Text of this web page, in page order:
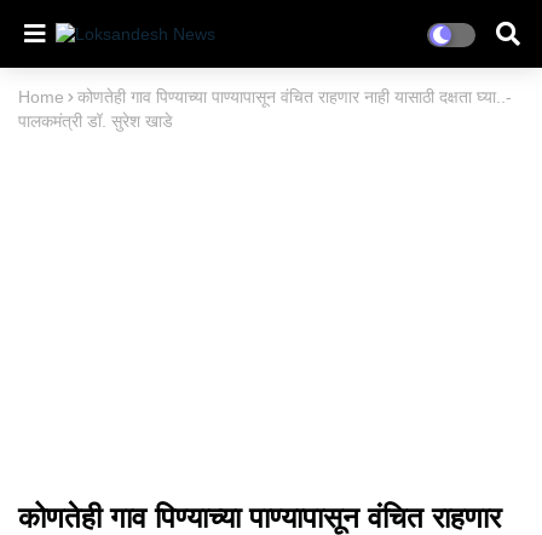
Home
कोणतेही गाव पिण्याच्या पाण्यापासून वंचित राहणार नाही यासाठी दक्षता घ्या..-
पालकमंत्री डॉ. सुरेश खाडे
कोणतेही गाव पिण्याच्या पाण्यापासून वंचित राहणार